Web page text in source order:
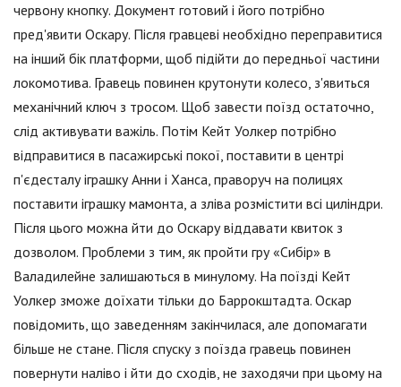
червону кнопку. Документ готовий і його потрібно
пред'явити Оскару. Після гравцеві необхідно переправитися
на інший бік платформи, щоб підійти до передньої частини
локомотива. Гравець повинен крутонути колесо, з'явиться
механічний ключ з тросом. Щоб завести поїзд остаточно,
слід активувати важіль. Потім Кейт Уолкер потрібно
відправитися в пасажирські покої, поставити в центрі
п'єдесталу іграшку Анни і Ханса, праворуч на полицях
поставити іграшку мамонта, а зліва розмістити всі циліндри.
Після цього можна йти до Оскару віддавати квиток з
дозволом. Проблеми з тим, як пройти гру «Сибір» в
Валадилейне залишаються в минулому. На поїзді Кейт
Уолкер зможе доїхати тільки до Баррокштадта. Оскар
повідомить, що заведенням закінчилася, але допомагати
більше не стане. Після спуску з поїзда гравець повинен
повернути наліво і йти до сходів, не заходячи при цьому на